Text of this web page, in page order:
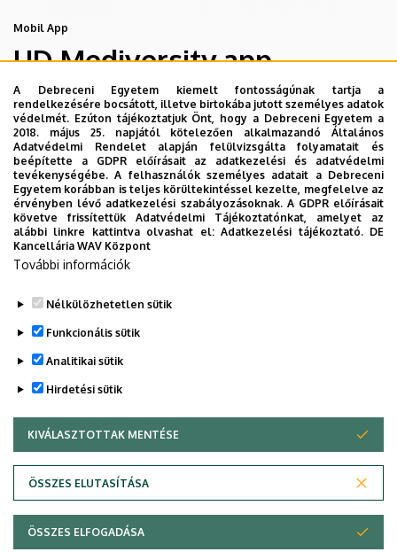
Mobil App
UD Mediversity app
Az UD Mediversity mobilalkalmazás a Debreceni Egyetem
előremutató fejlesztése, melynek célja, hogy a betegek
és a hozzátartozók egyszerűen, gyorsan
eligazodhassanak a Klinikai Központ szolgáltatásai
között, mert az Ön egészsége a mi prioritásunk. A
Debreceni Egyetem egészségügyi ellátáskereső
alkalmazása lehetővé teszi felhasználói számára az
egyetem egészségügyi információihoz való naprakész
TOVÁBBI INFORMÁCIÓK
Adatvédelem
A Debreceni Egyetem kiemelt fontosságúnak tartja a
rendelkezésére bocsátott, illetve birtokába jutott személyes adatok
védelmét. Ezúton tájékoztatjuk Önt, hogy a Debreceni Egyetem a
2018. május 25. napjától kötelezően alkalmazandó Általános
Adatvédelmi Rendelet alapján felülvizsgálta folyamatait és
beépítette a GDPR előírásait az adatkezelési és adatvédelmi
tevékenységébe. A felhasználók személyes adatait a Debreceni
Egyetem korábban is teljes körültekintéssel kezelte, megfelelve az
érvényben lévő adatkezelési szabályozásoknak. A GDPR előírásait
követve frissítettük Adatvédelmi Tájékoztatónkat, amelyet az
alábbi linkre kattintva olvashat el:Adatkezelési tájékoztató. DE
Kancellária WAV Központ
További információk
Nélkülözhetetlen sütik
Funkcionális sütik
Analitikai sütik
Hirdetési sütik
KIVÁLASZTOTTAK MENTÉSE
ÖSSZES ELUTASÍTÁSA
WITHDRAW CONSENT
ÖSSZES ELFOGADÁSA